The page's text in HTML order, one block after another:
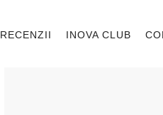
RECENZII INOVA CLUB